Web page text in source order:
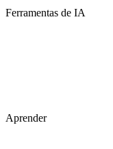
Ferramentas de IA
Aprender